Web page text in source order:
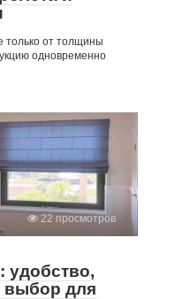
только от толщины
одновременно
22 просмотров
удобство,
выбор для